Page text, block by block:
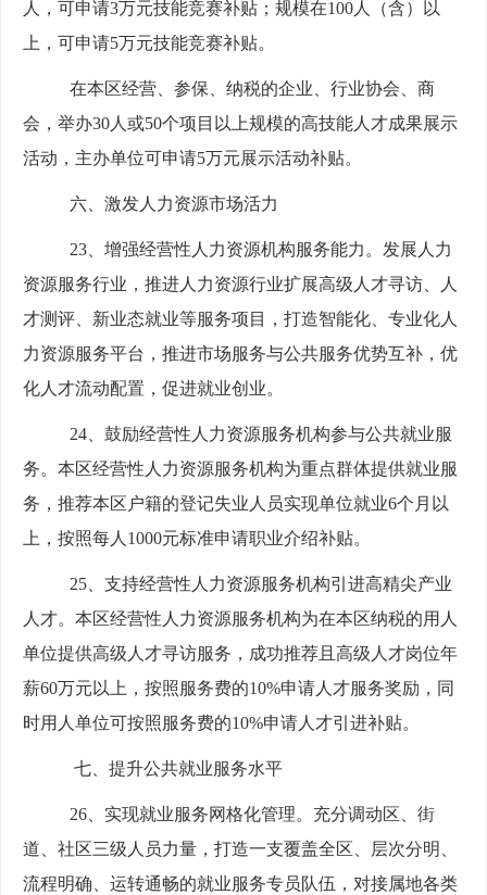
人，可申请3万元技能竞赛补贴；规模在100人（含）以
上，可申请5万元技能竞赛补贴。
在本区经营、参保、纳税的企业、行业协会、商
会，举办30人或50个项目以上规模的高技能人才成果展示
活动，主办单位可申请5万元展示活动补贴。
六、激发人力资源市场活力
23、增强经营性人力资源机构服务能力。发展人力
资源服务行业，推进人力资源行业扩展高级人才寻访、人
才测评、新业态就业等服务项目，打造智能化、专业化人
力资源服务平台，推进市场服务与公共服务优势互补，优
化人才流动配置，促进就业创业。
24、鼓励经营性人力资源服务机构参与公共就业服
务。本区经营性人力资源服务机构为重点群体提供就业服
务，推荐本区户籍的登记失业人员实现单位就业6个月以
上，按照每人1000元标准申请职业介绍补贴。
25、支持经营性人力资源服务机构引进高精尖产业
人才。本区经营性人力资源服务机构为在本区纳税的用人
单位提供高级人才寻访服务，成功推荐且高级人才岗位年
薪60万元以上，按照服务费的10%申请人才服务奖励，同
时用人单位可按照服务费的10%申请人才引进补贴。
七、提升公共就业服务水平
26、实现就业服务网格化管理。充分调动区、街
道、社区三级人员力量，打造一支覆盖全区、层次分明、
流程明确、运转通畅的就业服务专员队伍，对接属地各类